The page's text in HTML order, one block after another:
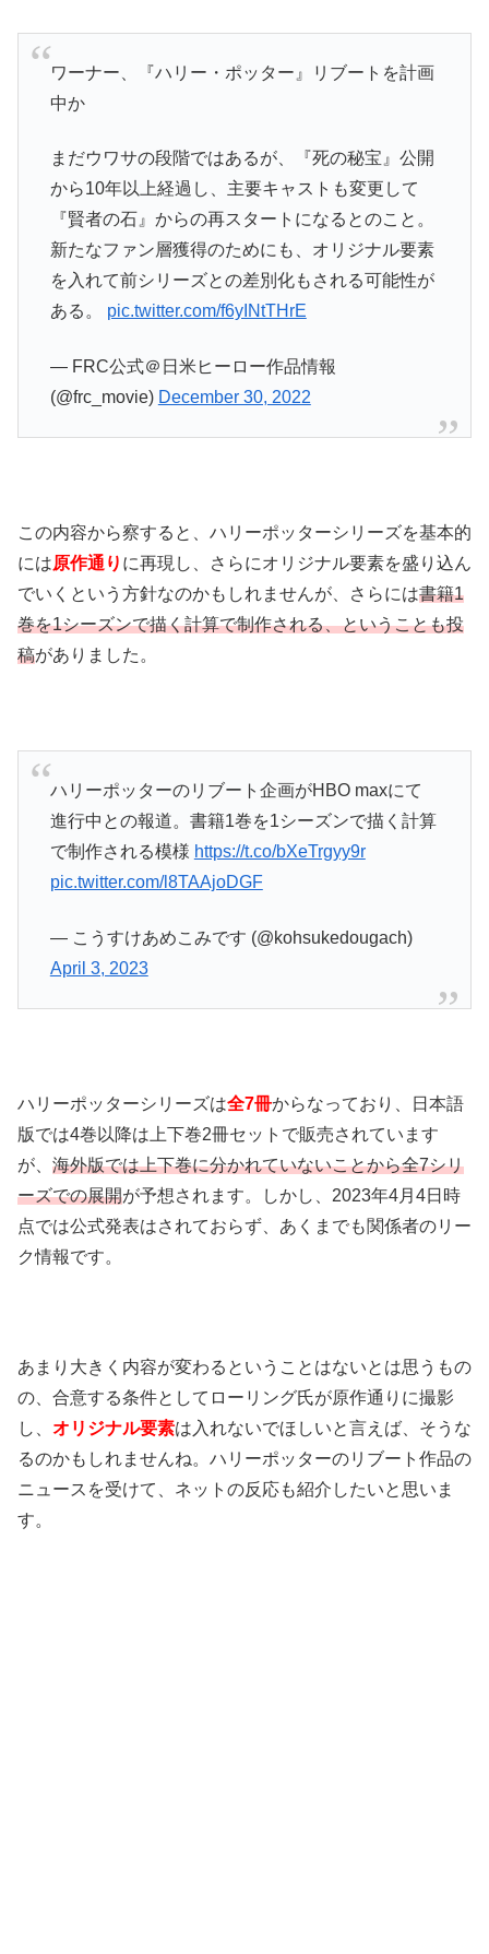
ワーナー、『ハリー・ポッター』リブートを計画
中か
まだウワサの段階ではあるが、『死の秘宝』公開
から10年以上経過し、主要キャストも変更して
『賢者の石』からの再スタートになるとのこと。
新たなファン層獲得のためにも、オリジナル要素
を入れて前シリーズとの差別化もされる可能性が
ある。 pic.twitter.com/f6yINtTHrE
— FRC公式＠日米ヒーロー作品情報
(@frc_movie) December 30, 2022
この内容から察すると、ハリーポッターシリーズを基本的
には原作通り に再現し、さらにオリジナル要素を盛り込ん
でいくという方針なのかもしれませんが、さらには書籍1
巻を1シーズンで描く計算で制作される、ということも投
稿がありました。
ハリーポッターのリブート企画がHBO maxにて
進行中との報道。書籍1巻を1シーズンで描く計算
で制作される模様 https://t.co/bXeTrgyy9r
pic.twitter.com/l8TAAjoDGF
— こうすけあめこみです (@kohsukedougach)
April 3, 2023
ハリーポッターシリーズは全7冊からなっており、日本語
版では4巻以降は上下巻2冊セットで販売されています
が、 海外版では上下巻に分かれていないことから全7シリ
ーズでの展開が予想されます。しかし、2023年4月4日時
点では公式発表はされておらず、あくまでも関係者のリー
ク情報です。
あまり大きく内容が変わるということはないとは思うもの
の、合意する条件としてローリング氏が原作通りに撮影
し、 オリジナル要素は入れないでほしいと言えば、そうな
るのかもしれませんね。ハリーポッターのリブート作品の
ニュースを受けて、ネットの反応も紹介したいと思いま
す。